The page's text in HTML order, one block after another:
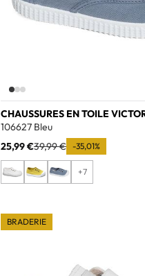
CHAUSSURES EN TOILE
106627 Bleu
25,99 €39,99 € -35,01%
+7
BRADERIE